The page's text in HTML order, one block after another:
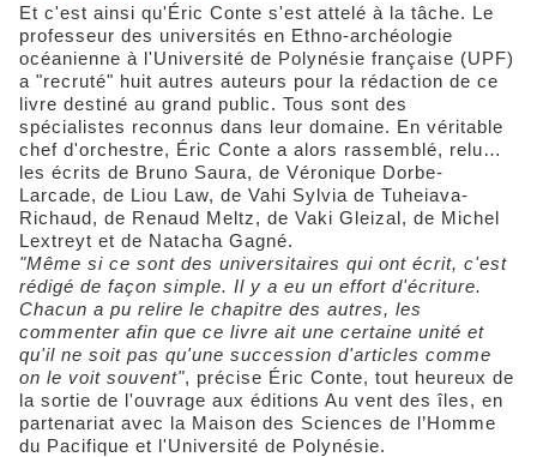
Et c'est ainsi qu'Éric Conte s'est attelé à la tâche. Le
professeur des universités en Ethno-archéologie
océanienne à l'Université de Polynésie française (UPF)
a "recruté" huit autres auteurs pour la rédaction de ce
livre destiné au grand public. Tous sont des
spécialistes reconnus dans leur domaine. En véritable
chef d'orchestre, Éric Conte a alors rassemblé, relu…
les écrits de Bruno Saura, de Véronique Dorbe-
Larcade, de Liou Law, de Vahi Sylvia de Tuheiava-
Richaud, de Renaud Meltz, de Vaki Gleizal, de Michel
Lextreyt et de Natacha Gagné.
"Même si ce sont des universitaires qui ont écrit, c'est
rédigé de façon simple. Il y a eu un effort d'écriture.
Chacun a pu relire le chapitre des autres, les
commenter afin que ce livre ait une certaine unité et
qu'il ne soit pas qu'une succession d'articles comme
on le voit souvent", précise Éric Conte, tout heureux de
la sortie de l'ouvrage aux éditions Au vent des îles, en
partenariat avec la Maison des Sciences de l’Homme
du Pacifique et l'Université de Polynésie.